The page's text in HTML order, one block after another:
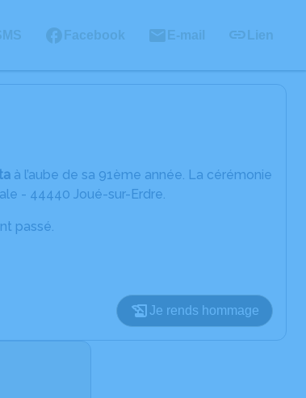
Facebook E-mail Lien
à l’aube de sa 91ème année. La cérémonie
- 44440 Joué-sur-Erdre.
passé.
Je rends hommage